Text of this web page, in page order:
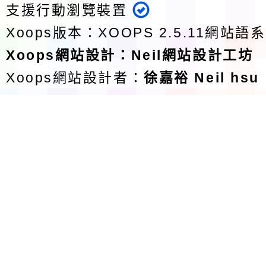
支援行動瀏覽裝置
Xoops版本： XOOPS 2.5.11網站語
Xoops網站設計 ： Neil網站設計工坊
Xoops網站設計者：徐嘉裕 Neil hsu